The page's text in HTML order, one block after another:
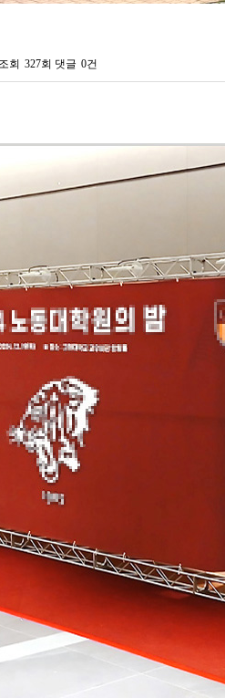
조회 327회 댓글 0건